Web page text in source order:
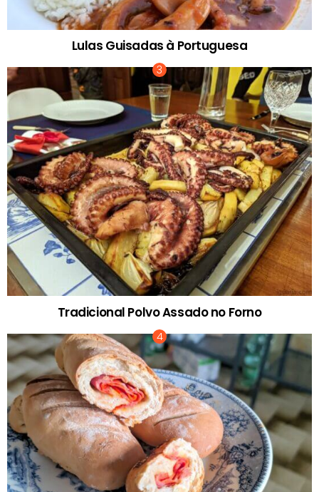
Lulas Guisadas à Portuguesa
Tradicional Polvo Assado no Forno